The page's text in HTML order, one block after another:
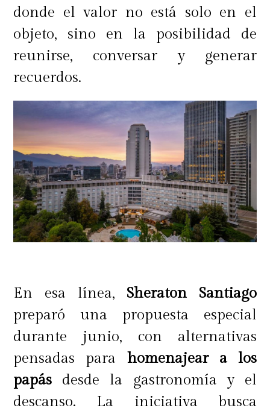
donde el valor no está solo en el
objeto, sino en la posibilidad de
reunirse, conversar y generar
recuerdos.
En esa línea, Sheraton Santiago
preparó una propuesta especial
durante junio, con alternativas
pensadas para homenajear a los
papás desde la gastronomía y el
descanso. La iniciativa busca